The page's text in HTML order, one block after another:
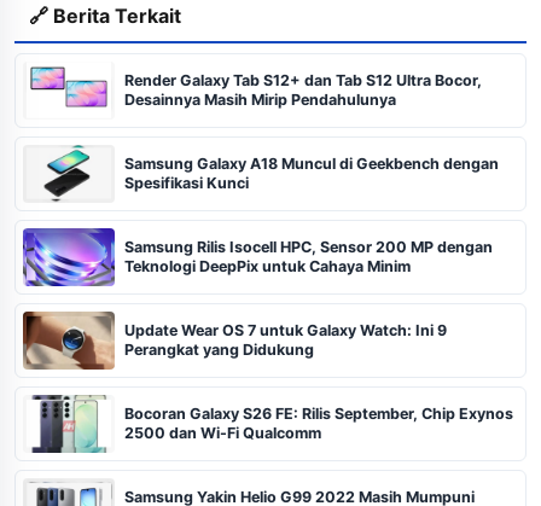
🔗 Berita Terkait
Render Galaxy Tab S12+ dan Tab S12 Ultra Bocor,
Desainnya Masih Mirip Pendahulunya
Samsung Galaxy A18 Muncul di Geekbench dengan
Spesifikasi Kunci
Samsung Rilis Isocell HPC, Sensor 200 MP dengan
Teknologi DeepPix untuk Cahaya Minim
Update Wear OS 7 untuk Galaxy Watch: Ini 9
Perangkat yang Didukung
Bocoran Galaxy S26 FE: Rilis September, Chip Exynos
2500 dan Wi-Fi Qualcomm
Samsung Yakin Helio G99 2022 Masih Mumpuni